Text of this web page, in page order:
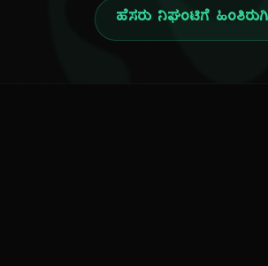
ಹೆಸರು ನಿಘಂಟಿಗೆ ಹಿಂತಿರುಗಿ